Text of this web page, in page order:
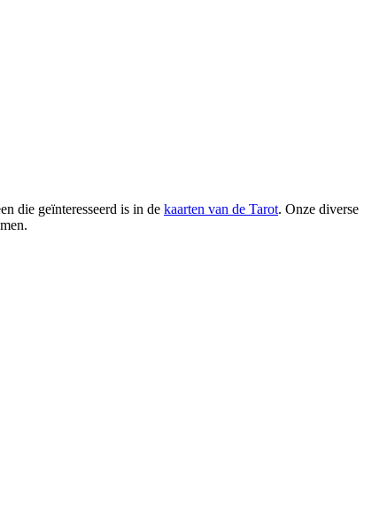
die geïnteresseerd is in de kaarten van de Tarot. Onze diverse